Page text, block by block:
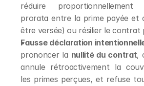
réduire
prorata entre la prime payée et
être versée) ou résilier le contrat
Fausse déclaration
prononcer la nullité du contrat,
annule rétroactivement la
les primes perçues, et refuse